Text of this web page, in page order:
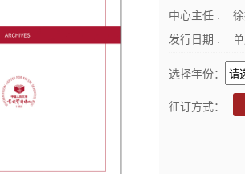
中心主任 :
发行日期 :
选择年份：
征订方式：